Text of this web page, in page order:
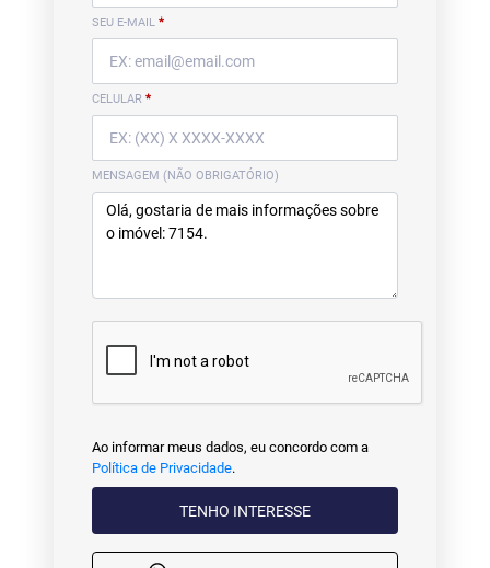
SEU E-MAIL *
CELULAR *
MENSAGEM (NÃO OBRIGATÓRIO)
Ao informar meus dados, eu concordo com a
Política de Privacidade.
TENHO INTERESSE